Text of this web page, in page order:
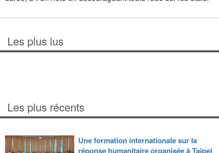
Les plus lus
Les plus récents
Une formation internationale sur la
réponse humanitaire organisée à Taipei